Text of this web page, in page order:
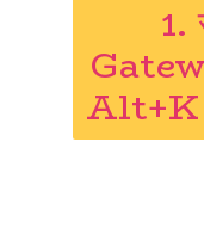
1.
Alt+K